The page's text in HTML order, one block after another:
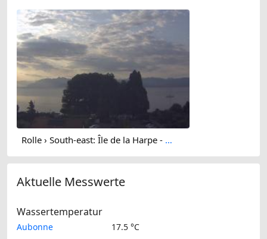
Rolle › South-east: Île de la Harpe - Lac de Lausanne
Aktuelle Messwerte
Wassertemperatur
Aubonne 17.5 °C